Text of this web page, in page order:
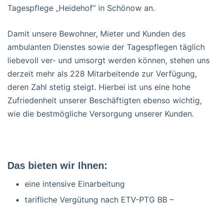
Tagespflege „Heidehof“ in Schönow an.
Damit unsere Bewohner, Mieter und Kunden des
ambulanten Dienstes sowie der Tagespflegen täglich
liebevoll ver- und umsorgt werden können, stehen uns
derzeit mehr als 228 Mitarbeitende zur Verfügung,
deren Zahl stetig steigt. Hierbei ist uns eine hohe
Zufriedenheit unserer Beschäftigten ebenso wichtig,
wie die bestmögliche Versorgung unserer Kunden.
Das bieten wir Ihnen:
eine intensive Einarbeitung
tarifliche Vergütung nach ETV-PTG BB –